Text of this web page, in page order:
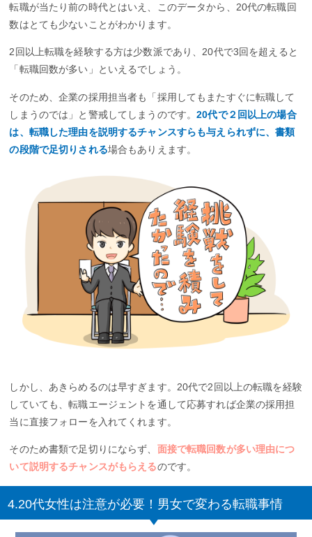
転職が当たり前の時代とはいえ、このデータから、20代の転職回
数はとても少ないことがわかります。
2回以上転職を経験する方は少数派であり、20代で3回を超えると
「転職回数が多い」といえるでしょう。
そのため、企業の採用担当者も「採用してもまたすぐに転職して
しまうのでは」と警戒してしまうのです。20代で２回以上の場合
は、転職した理由を説明するチャンスすらも与えられずに、書類
の段階で足切りされる場合もありえます。
しかし、あきらめるのは早すぎます。20代で2回以上の転職を経験
していても、転職エージェントを通して応募すれば企業の採用担
当に直接フォローを入れてくれます。
そのため書類で足切りにならず、 面接で転職回数が多い理由につ
いて説明するチャンスがもらえるのです。
4.20代女性は注意が必要！男女で変わる転職事情